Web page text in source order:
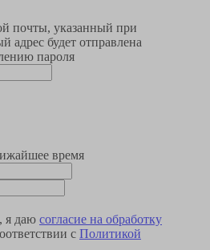
почты, указанный при
адрес будет отправлена
пароля
время
я даю согласие на обработку
с Политикой